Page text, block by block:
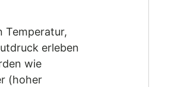
Temperatur,
erleben
wie
(hoher